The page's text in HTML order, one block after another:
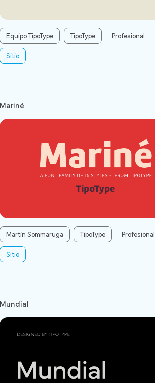
Profesional
Sitio
Equipo TipoType TipoType
Mariné
Profesional
Sitio
Martín Sommaruga TipoType
Mundial